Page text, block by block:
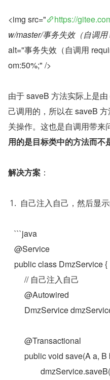
<img src=" https://
w/master/事务失效（自调
alt="事务失效（自调用
om:50%;" />
由于 saveB 方法实际上是
己调用的，所以在 saveB
关操作。这也是自调用带来
用的是目标类中的方法而不
解决方案 ：
自己注入自己，然后显
   ```java
   @Service
   public class DmzService {
   	// 自己注入自己
   	@Autowired
DmzService
   	@Transactional
public void save(A a, B